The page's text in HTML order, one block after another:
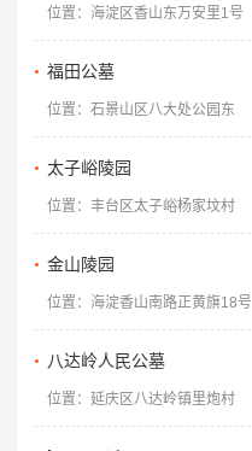
位置：海淀区香山东万安里1号
福田公墓
位置：石景山区八大处公园东
太子峪陵园
位置：丰台区太子峪杨家坟村
金山陵园
位置：海淀香山南路正黄旗18号
八达岭人民公墓
位置：延庆区八达岭镇里炮村